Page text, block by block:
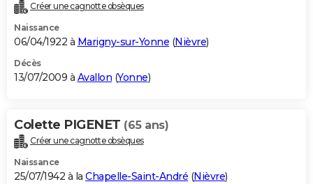
Créer une cagnotte obsèques
Naissance
06/04/1922 à Marigny-sur-Yonne (Nièvre)
Décès
13/07/2009 à Avallon (Yonne)
Colette PIGENET (65 ans)
Créer une cagnotte obsèques
Naissance
25/07/1942 à la Chapelle-Saint-André (Nièvre)